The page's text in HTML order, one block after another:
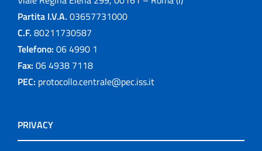
Partita I.V.A. 03657731000
C.F. 80211730587
Telefono: 06 4990 1
Fax: 06 4938 7118
PEC: protocollo.centrale@pec.iss.it
PRIVACY